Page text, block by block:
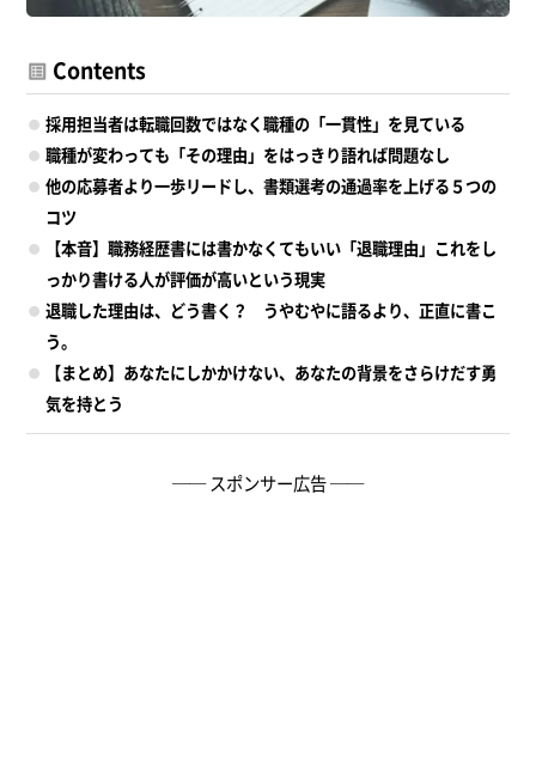
Contents
採用担当者は転職回数ではなく職種の「一貫性」を見ている
職種が変わっても「その理由」をはっきり語れば問題なし
他の応募者より一歩リードし、書類選考の通過率を上げる５つの
コツ
【本音】職務経歴書には書かなくてもいい「退職理由」これをし
っかり書ける人が評価が高いという現実
退職した理由は、どう書く？ うやむやに語るより、正直に書こ
う。
【まとめ】あなたにしかかけない、あなたの背景をさらけだす勇
気を持とう
── スポンサー広告 ──